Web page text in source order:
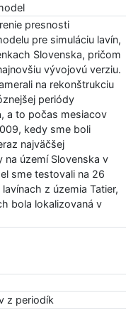
presnosti
pre simuláciu lavín,
Slovenska, pričom
vývojovú verziu.
na rekonštrukciu
periódy
a to počas mesiacov
kedy sme boli
najväčšej
na území Slovenska v
sme testovali na 26
z územia Tatier,
bola lokalizovaná v
z periodík